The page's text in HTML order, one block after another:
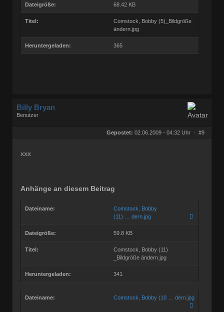
Dateigröße: 68.42 KB
Titel:
Comstock, Bobby (5)_Bildgröße
ändern.jpg
Heruntergeladen: 365
Billy Bryan
Benutzer
Gepostet: 02.06.2009 - 04:32 Uhr · #9
xxx
Anhänge an diesem Beitrag
Dateiname:
Comstock, Bobby
(11) … dern.jpg
Dateigröße: 59.8 KB
Titel:
Comstock, Bobby (11)
_Bildgröße ändern.jpg
Heruntergeladen: 341
Dateiname: Comstock, Bobby (10 … dern.jpg